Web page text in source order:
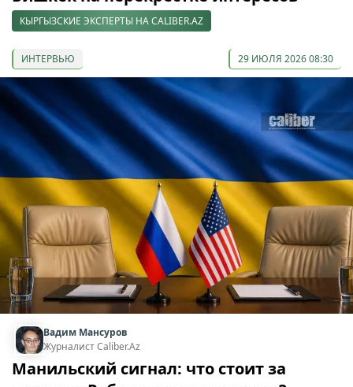
КЫРГЫЗСКИЕ ЭКСПЕРТЫ НА CALIBER.AZ
ИНТЕРВЬЮ 29 ИЮЛЯ 2026 08:30
Вадим Мансуров
Журналист Caliber.Az
Манильский сигнал: что стоит за